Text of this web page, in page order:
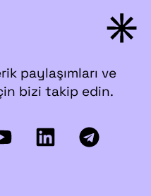
paylaşımları ve
bizi takip edin.